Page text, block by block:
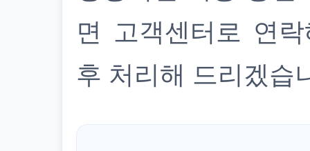
면 고객센터로 연
후 처리해 드리겠습